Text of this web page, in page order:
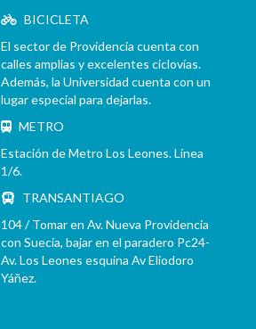
BICICLETA
El sector de Providencia cuenta con
calles amplias y excelentes ciclovías.
Además, la Universidad cuenta con un
lugar especial para dejarlas.
METRO
Estación de Metro Los Leones. Línea
1/6.
TRANSANTIAGO
104 / Tomar en Av. Nueva Providencia
con Suecia, bajar en el paradero Pc24-
Av. Los Leones esquina Av Eliodoro
Yáñez.